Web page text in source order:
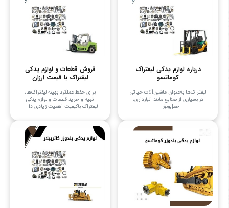
درباره لوازم یدکی لیفتراک
کوماتسو
لیفتراک‌ها به‌عنوان ماشین‌آلات حیاتی
در بسیاری از صنایع مانند انبارداری،
حمل‌ونق ...
فروش قطعات و لوازم یدکی
لیفتراک با قیمت ارزان
برای حفظ عملکرد بهینه لیفتراک‌ها،
تهیه و خرید قطعات و لوازم یدکی
لیفتراک باکیفیت اهمیت زیادی دا ...